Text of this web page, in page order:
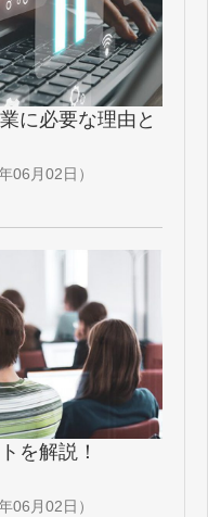
に必要な理由と
06月02日 ）
を解説！
06月02日 ）